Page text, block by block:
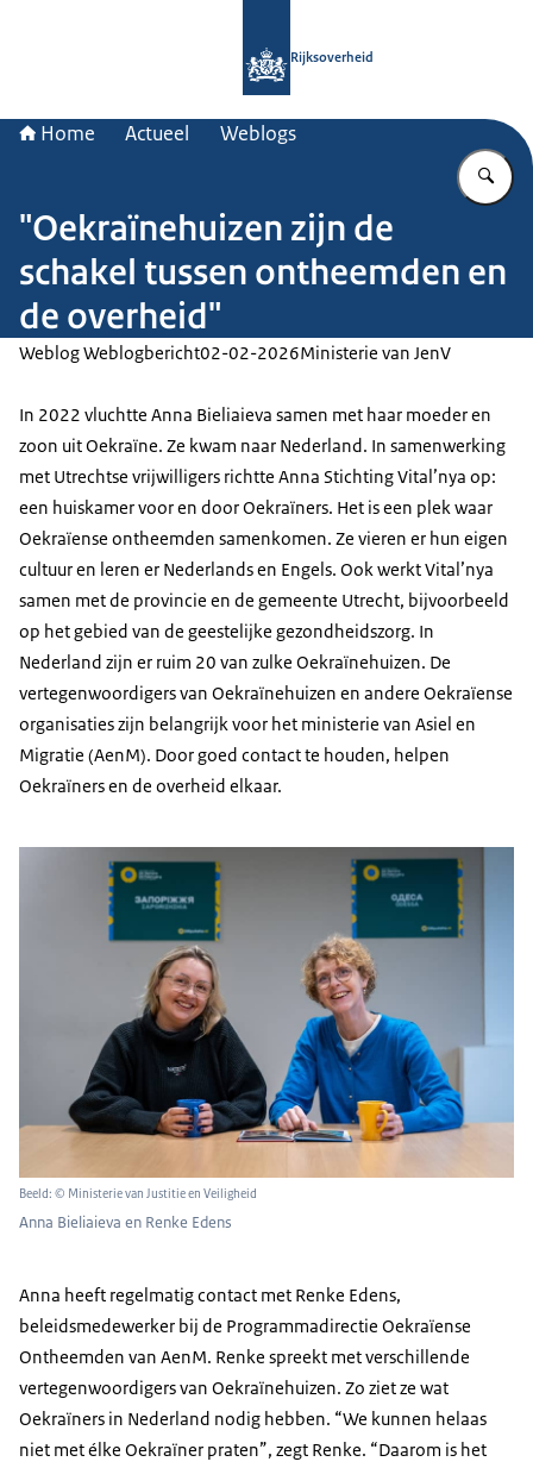
Rijksoverheid
Home Actueel Weblogs
"Oekraïnehuizen zijn de
schakel tussen ontheemden en
de overheid"
Weblog Weblogbericht02-02-2026Ministerie van JenV
In 2022 vluchtte Anna Bieliaieva samen met haar moeder en
zoon uit Oekraïne. Ze kwam naar Nederland. In samenwerking
met Utrechtse vrijwilligers richtte Anna Stichting Vital’nya op:
een huiskamer voor en door Oekraïners. Het is een plek waar
Oekraïense ontheemden samenkomen. Ze vieren er hun eigen
cultuur en leren er Nederlands en Engels. Ook werkt Vital’nya
samen met de provincie en de gemeente Utrecht, bijvoorbeeld
op het gebied van de geestelijke gezondheidszorg. In
Nederland zijn er ruim 20 van zulke Oekraïnehuizen. De
vertegenwoordigers van Oekraïnehuizen en andere Oekraïense
organisaties zijn belangrijk voor het ministerie van Asiel en
Migratie (AenM). Door goed contact te houden, helpen
Oekraïners en de overheid elkaar.
Beeld: © Ministerie van Justitie en Veiligheid
Anna Bieliaieva en Renke Edens
Anna heeft regelmatig contact met Renke Edens,
beleidsmedewerker bij de Programmadirectie Oekraïense
Ontheemden van AenM. Renke spreekt met verschillende
vertegenwoordigers van Oekraïnehuizen. Zo ziet ze wat
Oekraïners in Nederland nodig hebben. “We kunnen helaas
niet met élke Oekraïner praten”, zegt Renke. “Daarom is het